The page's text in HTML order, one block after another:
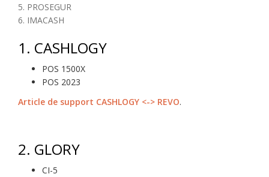
5. PROSEGUR
6. IMACASH
1. CASHLOGY
POS 1500X
POS 2023
Article de support CASHLOGY <-> REVO.
2. GLORY
CI-5